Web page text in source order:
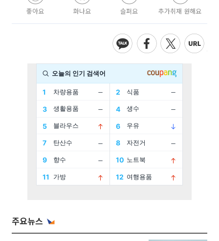
좋아요 화나요 슬퍼요 추가취재 원해요
주요뉴스